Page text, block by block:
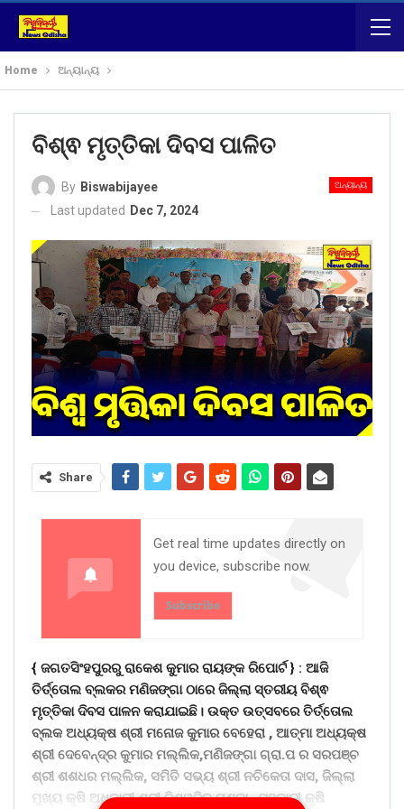
Home ଅନ୍ୟାନ୍ୟ
ବିଶ୍ଵ ମୃତ୍ତିକା ଦିବସ ପାଳିତ
ଅନ୍ୟାନ୍ୟ
By Biswabijayee
Last updated
Dec 7, 2024
Share
Get real time updates directly on
you device, subscribe now.
Subscribe
{ ଜଗତସିଂହପୁରରୁ ରାକେଶ କୁମାର ରାୟଙ୍କ ରିପୋର୍ଟ } : ଆଜି
ତିର୍ତ୍ତୋଲ ବ୍ଲକର ମଣିଜଙ୍ଗା ଠାରେ ଜିଲ୍ଲା ସ୍ତରୀୟ ବିଶ୍ଵ
ମୃତ୍ତିକା ଦିବସ ପାଳନ କରାଯାଇଛି। ଉକ୍ତ ଉତ୍ସବରେ ତିର୍ତ୍ତୋଲ
ବ୍ଲକ ଅଧ୍ୟକ୍ଷ ଶ୍ରୀ ମନୋଜ କୁମାର ବେହେରା , ଆତ୍ମା ଅଧ୍ୟକ୍ଷ
ଶ୍ରୀ ଦେବେନ୍ଦ୍ର କୁମାର ମଲ୍ଲିକ,ମଣିଜଙ୍ଗା ଗ୍ରା.ପ ର ସରପଞ୍ଚ
ଶ୍ରୀ ଶଶଧର ମଲ୍ଲିକ, ସମିତି ସଭ୍ୟ ଶ୍ରୀ ନଚିକେତା ଦାସ, ଜିଲ୍ଲା
ମୁଖ୍ୟ କୃଷି ଅଧିକାରୀ ଶ୍ରୀ ବିଶ୍ୱଜିତ୍ ପଣ୍ଡା , ସହକାରୀ କୃଷି